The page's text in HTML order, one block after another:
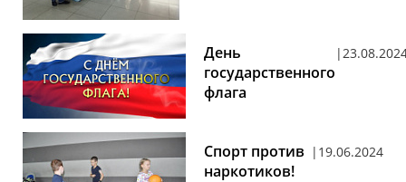
День
государственного
флага
Спорт против
наркотиков!
19.06.2024